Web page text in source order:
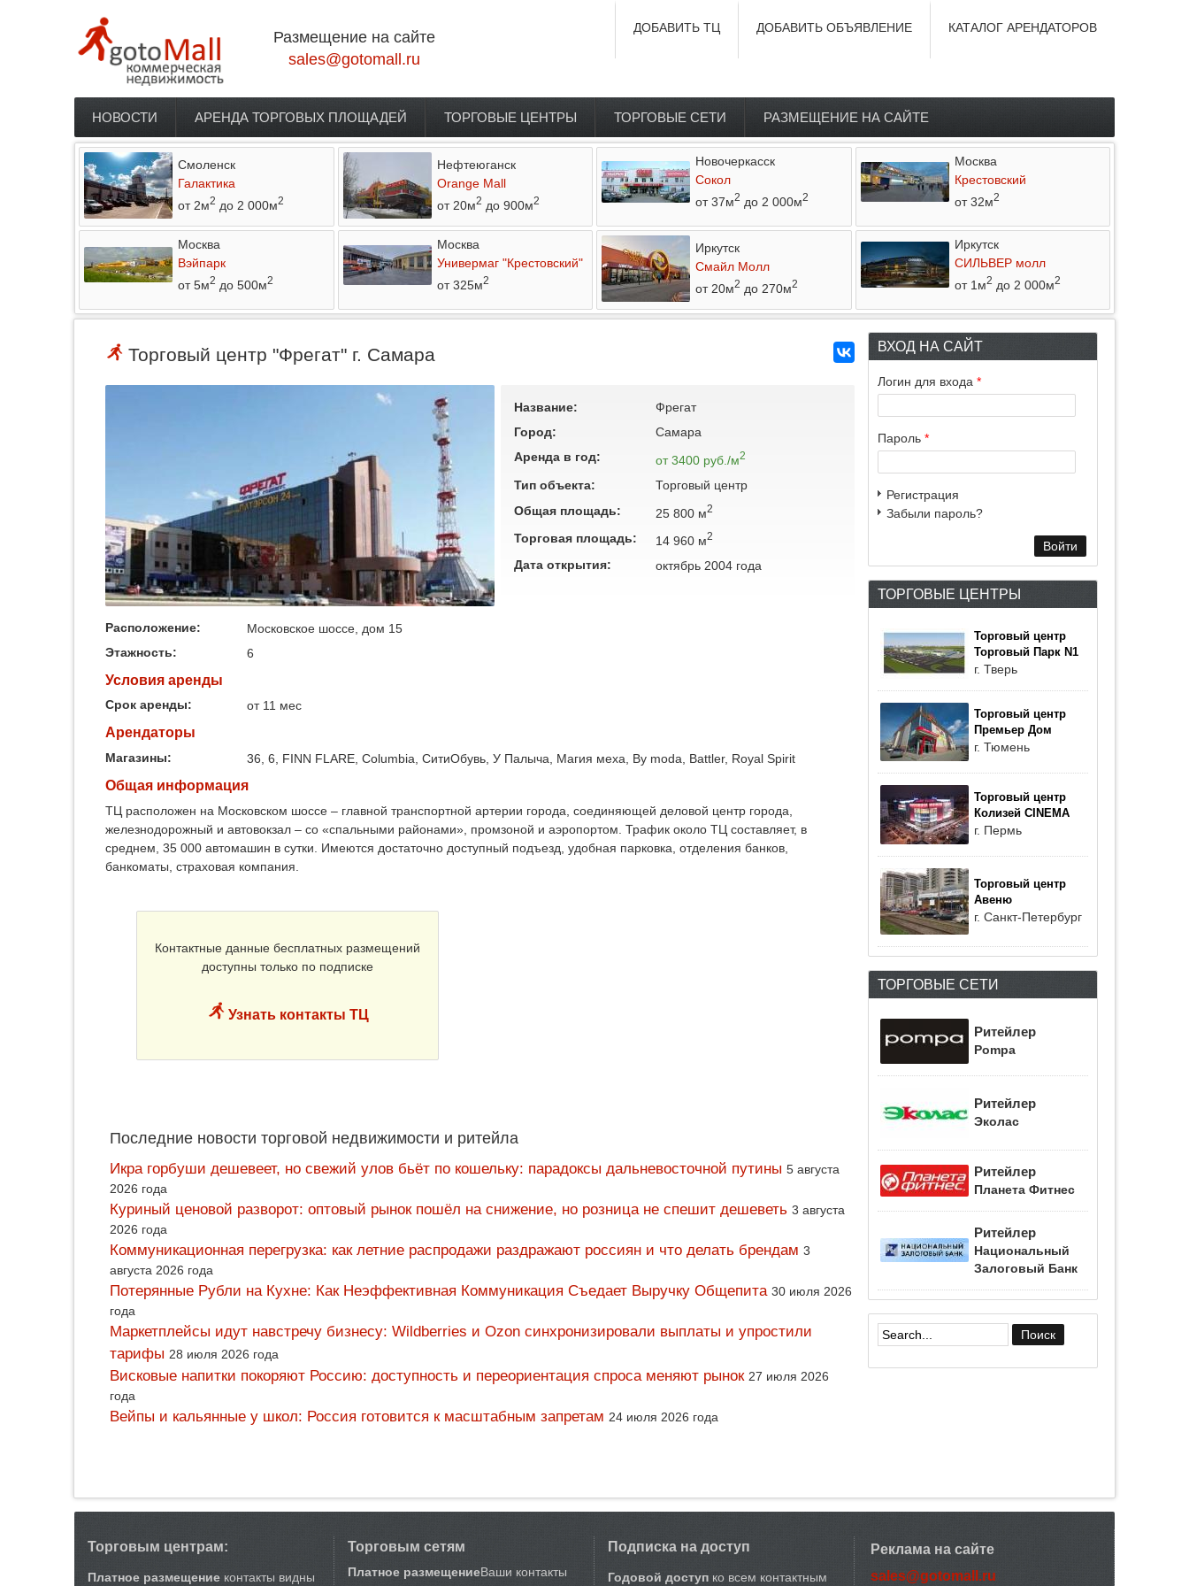
Размещение на сайте
sales@gotomall.ru
КАТАЛОГ АРЕНДАТОРОВ
ДОБАВИТЬ ОБЪЯВЛЕНИЕ
ДОБАВИТЬ ТЦ
Главное меню
НОВОСТИ АРЕНДА ТОРГОВЫХ ПЛОЩАДЕЙ ТОРГОВЫЕ ЦЕНТРЫ ТОРГОВЫЕ СЕТИ РАЗМЕЩЕНИЕ НА САЙТЕ
Смоленск
Галактика
от 2м2 до 2 000м2
Нефтеюганск
Orange Mall
от 20м2 до 900м2
Новочеркасск
Сокол
от 37м2 до 2 000м2
Москва
Крестовский
от 32м2
Москва
Вэйпарк
от 5м2 до 500м2
Москва
Универмаг "Крестовский"
от 325м2
Иркутск
Смайл Молл
от 20м2 до 270м2
Иркутск
СИЛЬВЕР молл
от 1м2 до 2 000м2
Торговый центр "Фрегат" г. Самара
Название:
Фрегат
Город:
Самара
Аренда в год:
от 3400 руб./м2
Тип объекта:
Торговый центр
Общая площадь:
25 800 м2
Торговая площадь: 14 960 м2
Дата открытия: октябрь 2004 года
Расположение:
Московское шоссе, дом 15
Этажность:
6
Условия аренды
Срок аренды: от 11 мес
Арендаторы
Магазины: 36, 6, FINN FLARE, Columbia, СитиОбувь, У Палыча, Магия меха, By moda, Battler, Royal Spirit
Общая информация
ТЦ расположен на Московском шоссе – главной транспортной артерии города, соединяющей деловой центр города,
железнодорожный и автовокзал – со «спальными районами», промзоной и аэропортом. Трафик около ТЦ составляет, в
среднем, 35 000 автомашин в сутки. Имеются достаточно доступный подъезд, удобная парковка, отделения банков,
банкоматы, страховая компания.
Контактные данные бесплатных размещений
доступны только по подписке
Узнать контакты ТЦ
Последние новости торговой недвижимости и ритейла
Икра горбуши дешевеет, но свежий улов бьёт по кошельку: парадоксы дальневосточной путины 5 августа
2026 года
Куриный ценовой разворот: оптовый рынок пошёл на снижение, но розница не спешит дешеветь 3 августа
2026 года
Коммуникационная перегрузка: как летние распродажи раздражают россиян и что делать брендам 3
августа 2026 года
Потерянные Рубли на Кухне: Как Неэффективная Коммуникация Съедает Выручку Общепита 30 июля 2026
года
Маркетплейсы идут навстречу бизнесу: Wildberries и Ozon синхронизировали выплаты и упростили
тарифы 28 июля 2026 года
Висковые напитки покоряют Россию: доступность и переориентация спроса меняют рынок 27 июля 2026
года
Вейпы и кальянные у школ: Россия готовится к масштабным запретам 24 июля 2026 года
ВХОД НА САЙТ
Логин для входа *
Пароль *
Регистрация
Забыли пароль?
ТОРГОВЫЕ ЦЕНТРЫ
Торговый центр
Торговый Парк N1
г. Тверь
Торговый центр
Премьер Дом
г. Тюмень
Торговый центр
Колизей CINEMA
г. Пермь
Торговый центр
Авеню
г. Санкт-Петербург
ТОРГОВЫЕ СЕТИ
Ритейлер
Pompa
Ритейлер
Эколас
Ритейлер
Планета Фитнес
Ритейлер
Национальный
Залоговый Банк
Форма поиска
Торговым центрам:
Платное размещение контакты видны
Торговым сетям
Платное размещениеВаши контакты
Подписка на доступ
Годовой доступ ко всем контактным
Реклама на сайте
sales@gotomall.ru